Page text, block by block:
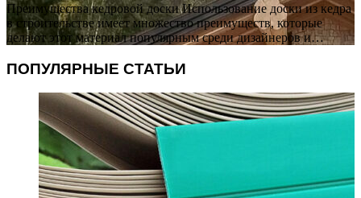
Преимущества кедровой доски Использование доски из кедра
в строительстве имеет множество преимуществ, которые
делают этот материал популярным среди дизайнеров и…
ПОПУЛЯРНЫЕ СТАТЬИ